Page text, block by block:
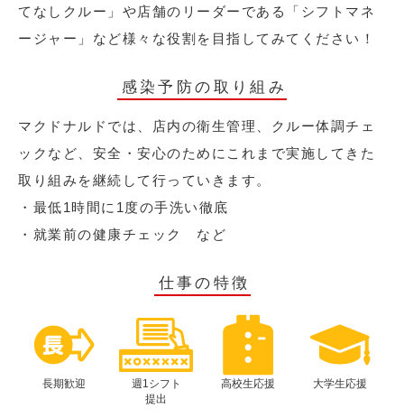
てなしクルー」や店舗のリーダーである「シフトマネ
ージャー」など様々な役割を目指してみてください！
感染予防の取り組み
マクドナルドでは、店内の衛生管理、クルー体調チェ
ックなど、安全・安心のためにこれまで実施してきた
取り組みを継続して行っていきます。
・最低1時間に1度の手洗い徹底
・就業前の健康チェック など
仕事の特徴
長期歓迎
週1シフト
提出
高校生応援 大学生応援